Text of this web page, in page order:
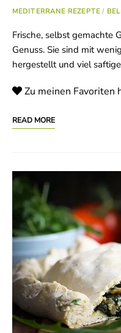
MEDITERRANE REZEPTE/
Frische, selbst gemachte
Genuss. Sie sind mit
hergestellt und viel
Zu meinen Favoriten
READ MORE